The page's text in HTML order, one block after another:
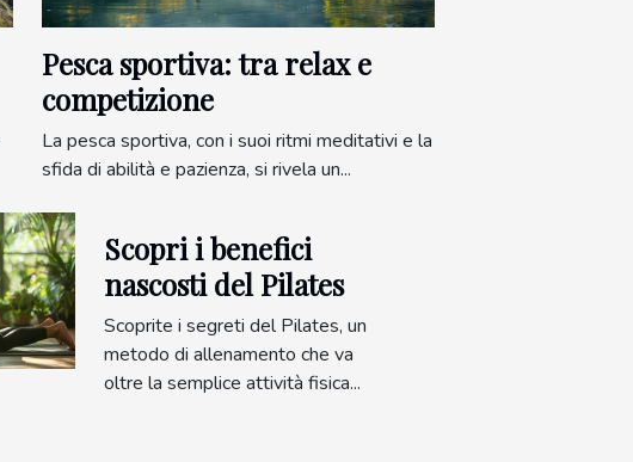
Pesca sportiva: tra relax e
competizione
La pesca sportiva, con i suoi ritmi meditativi e la
sfida di abilità e pazienza, si rivela un...
Scopri i benefici
nascosti del Pilates
Scoprite i segreti del Pilates, un
metodo di allenamento che va
oltre la semplice attività fisica...